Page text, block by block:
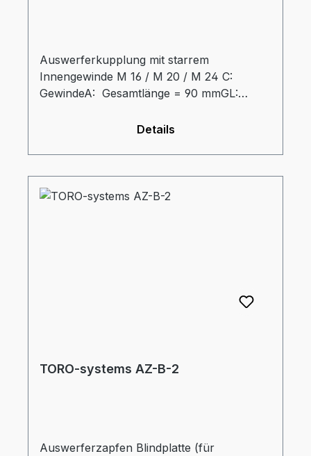
Auswerferkupplung mit starrem
Innengewinde M 16 / M 20 / M 24 C:
GewindeA: Gesamtlänge = 90 mmGL:
Gewindehülse = 35 mmD:
Durchmesser Auswerferzapfen = 32 mmtz:
Eintauchtiefe Zapfen = 34 mm
Details
TORO-systems AZ-B-2
Auswerferzapfen Blindplatte (für